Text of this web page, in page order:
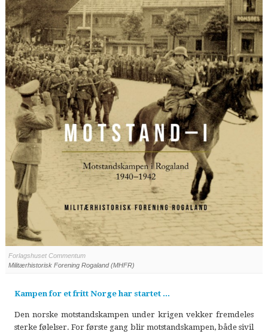
Forlagshuset Commentum
Militærhistorisk Forening Rogaland (MHFR)
Kampen for et fritt Norge har startet ...
Den norske motstandskampen under krigen vekker fremdeles
sterke følelser. For første gang blir motstandskampen, både sivil